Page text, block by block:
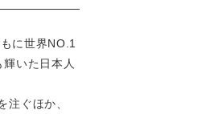
に世界NO.1
いた日本人
注ぐほか、